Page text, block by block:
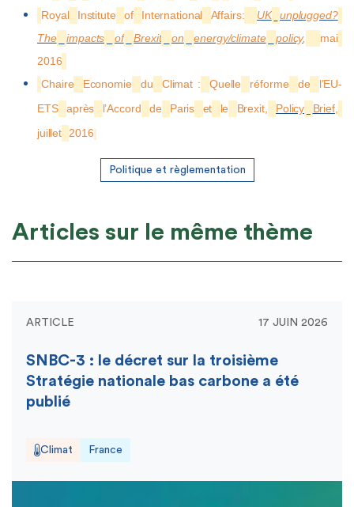
Royal
Institute of International Affairs: UK
unplugged?
The
impacts of Brexit on energy/climate policy,
mai
2016
Chaire
Economie du Climat : Quelle réforme de
l’EU-
ETS
après l’Accord de Paris et le Brexit, Policy Brief,
juillet 2016
Politique et règlementation
Articles sur le même thème
ARTICLE 17 JUIN 2026
SNBC-3 : le décret sur la troisième
Stratégie nationale bas carbone a été
publié
Climat France